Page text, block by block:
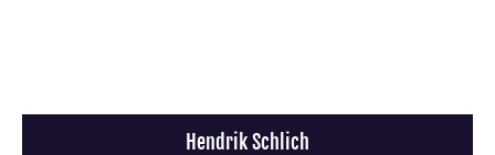
Hendrik Schlich